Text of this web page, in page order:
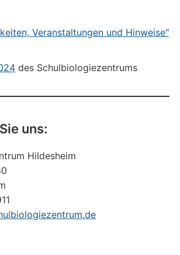
Veranstaltungen und Hinweise"
des Schulbiologiezentrums
uns:
Hildesheim